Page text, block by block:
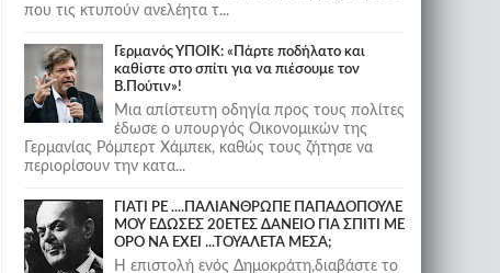
που τις κτυπούν ανελέητα τ...
Γερμανός ΥΠΟΙΚ: «Πάρτε ποδήλατο και
καθίστε στο σπίτι για να πιέσουμε τον
Β.Πούτιν»!
Μια απίστευτη οδηγία προς τους πολίτες
έδωσε ο υπουργός Οικονομικών της
Γερμανίας Ρόμπερτ Χάμπεκ, καθώς τους ζήτησε να
περιορίσουν την κατα...
ΓΙΑΤΙ ΡΕ ....ΠΑΛΙΑΝΘΡΩΠΕ ΠΑΠΑΔΟΠΟΥΛΕ
ΜΟΥ ΕΔΩΣΕΣ 20ΕΤΕΣ ΔΑΝΕΙΟ ΓΙΑ ΣΠΙΤΙ ΜΕ
ΟΡΟ ΝΑ ΕΧΕΙ ...ΤΟΥΑΛΕΤΑ ΜΕΣΑ;
Η επιστολή ενός Δημοκράτη,διαβάστε το